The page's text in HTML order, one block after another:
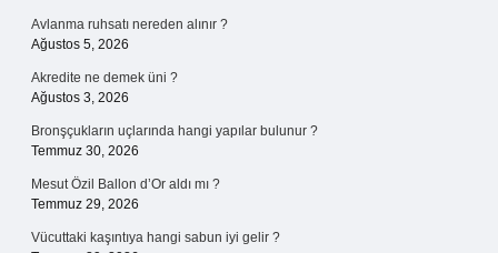
Avlanma ruhsatı nereden alınır ?
Ağustos 5, 2026
Akredite ne demek üni ?
Ağustos 3, 2026
Bronşçukların uçlarında hangi yapılar bulunur ?
Temmuz 30, 2026
Mesut Özil Ballon d’Or aldı mı ?
Temmuz 29, 2026
Vücuttaki kaşıntıya hangi sabun iyi gelir ?